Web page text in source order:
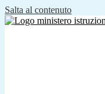
Salta al contenuto